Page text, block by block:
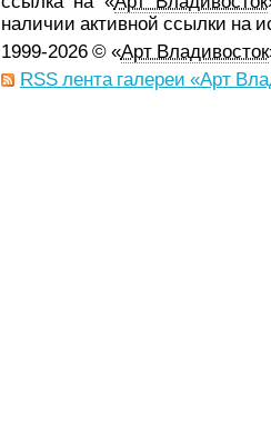
наличии активной ссылки на
1999-2026 © «Арт Владивосток
RSS лента галереи «Арт